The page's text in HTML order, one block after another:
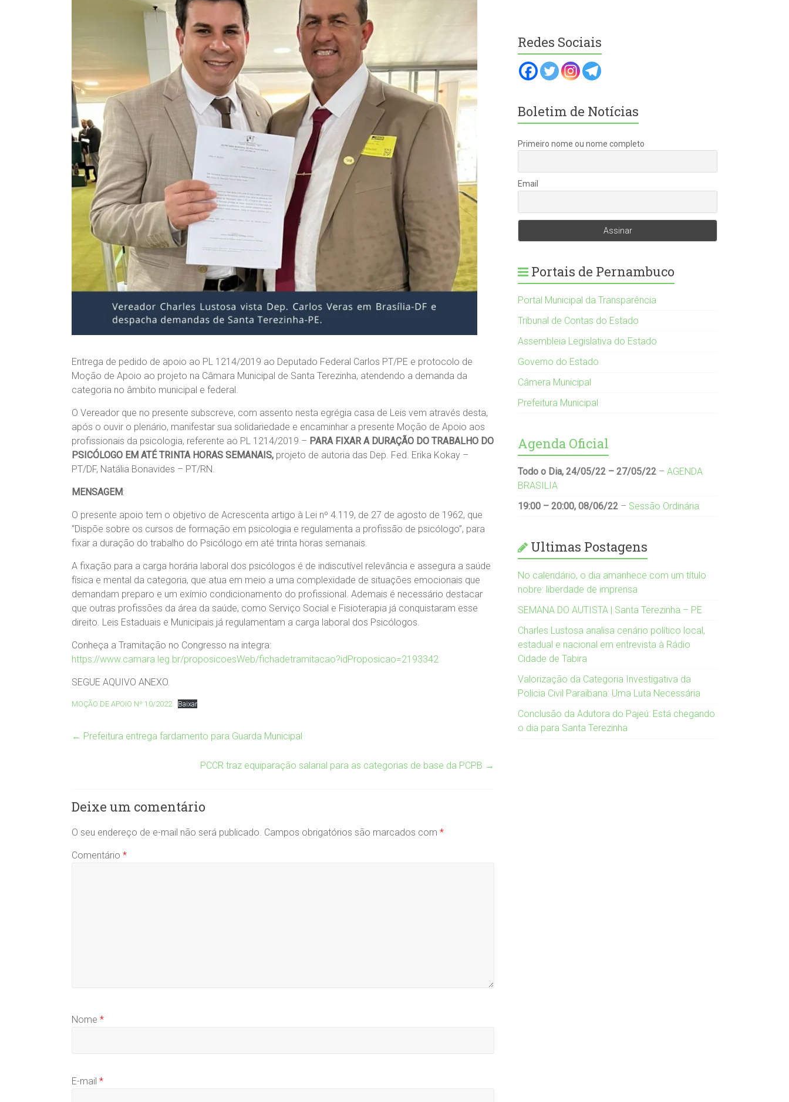
Entrega de pedido de apoio ao PL 1214/2019 ao Deputado Federal Carlos PT/PE e protocolo de
Moção de Apoio ao projeto na Câmara Municipal de Santa Terezinha, atendendo a demanda da
categoria no âmbito municipal e federal.
O Vereador que no presente subscreve, com assento nesta egrégia casa de Leis vem através desta,
após o ouvir o plenário, manifestar sua solidariedade e encaminhar a presente Moção de Apoio aos
profissionais da psicologia, referente ao PL 1214/2019 – PARA FIXAR A DURAÇÃO DO TRABALHO DO
PSICÓLOGO EM ATÉ TRINTA HORAS SEMANAIS, projeto de autoria das Dep. Fed. Erika Kokay –
PT/DF, Natália Bonavides – PT/RN.
MENSAGEM:
O presente apoio tem o objetivo de Acrescenta artigo à Lei nº 4.119, de 27 de agosto de 1962, que
“Dispõe sobre os cursos de formação em psicologia e regulamenta a profissão de psicólogo”, para
fixar a duração do trabalho do Psicólogo em até trinta horas semanais.
A fixação para a carga horária laboral dos psicólogos é de indiscutível relevância e assegura a saúde
física e mental da categoria, que atua em meio a uma complexidade de situações emocionais que
demandam preparo e um exímio condicionamento do profissional. Ademais é necessário destacar
que outras profissões da área da saúde, como Serviço Social e Fisioterapia já conquistaram esse
direito. Leis Estaduais e Municipais já regulamentam a carga laboral dos Psicólogos.
Conheça a Tramitação no Congresso na integra:
https://www.camara.leg.br/proposicoesWeb/fichadetramitacao?idProposicao=2193342
SEGUE AQUIVO ANEXO.
MOÇÃO DE APOIO Nº 10/2022 Baixar
← Prefeitura entrega fardamento para Guarda Municipal
PCCR traz equiparação salarial para as categorias de base da PCPB →
Deixe um comentário
O seu endereço de e-mail não será publicado. Campos obrigatórios são marcados com *
Comentário *
Nome *
E-mail *
Redes Sociais
Boletim de Notícias
Primeiro nome ou nome completo
Email
Portais de Pernambuco
Portal Municipal da Transparência
Tribunal de Contas do Estado
Assembleia Legislativa do Estado
Governo do Estado
Câmera Municipal
Prefeitura Municipal
Agenda Oficial
Todo o Dia,24/05/22 – 27/05/22 –AGENDA
BRASILIA
19:00 – 20:00,08/06/22 – Sessão Ordinária
Ultimas Postagens
No calendário, o dia amanhece com um título
nobre: liberdade de imprensa
SEMANA DO AUTISTA | Santa Terezinha – PE
Charles Lustosa analisa cenário político local,
estadual e nacional em entrevista à Rádio
Cidade de Tabira
Valorização da Categoria Investigativa da
Polícia Civil Paraibana: Uma Luta Necessária
Conclusão da Adutora do Pajeú: Está chegando
o dia para Santa Terezinha